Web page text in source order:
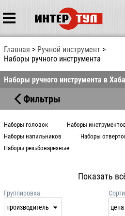
Главная
Ручной инструмент
Наборы ручного инструмента
Наборы ручного инструмента в
Фильтры
Наборы головок Наборы
Наборы напильников
Наборы
Наборы резьбонарезные
Показать
Группировка
производитель
цена